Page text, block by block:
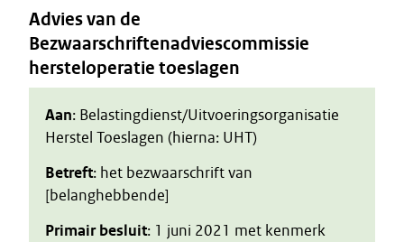
Advies van de
Bezwaarschriftenadviescommissie
hersteloperatie toeslagen
Aan: Belastingdienst/Uitvoeringsorganisatie
Herstel Toeslagen (hierna: UHT)
Betreft: het bezwaarschrift van
[belanghebbende]
Primair besluit: 1 juni 2021 met kenmerk